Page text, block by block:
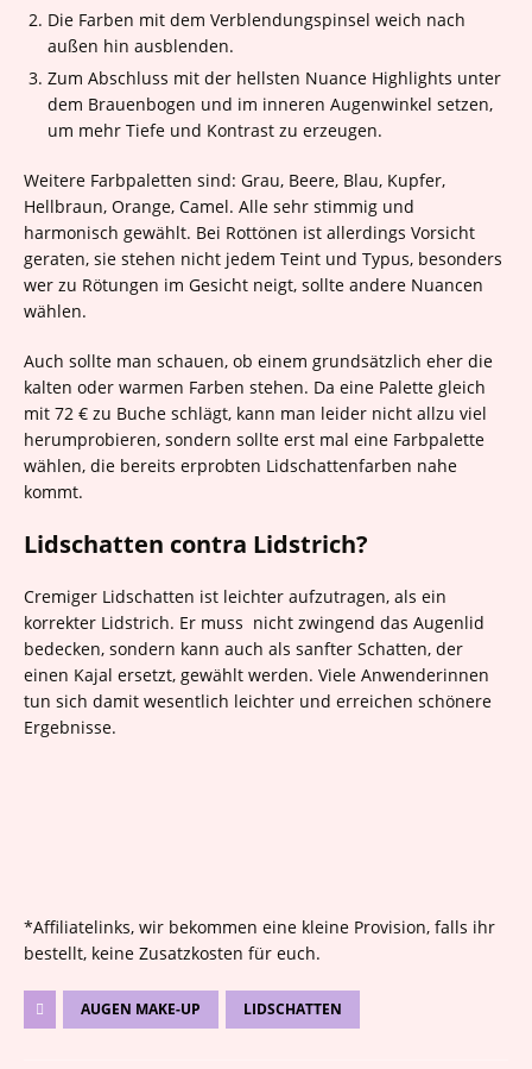
Die Farben mit dem Verblendungspinsel weich nach
außen hin ausblenden.
Zum Abschluss mit der hellsten Nuance Highlights unter
dem Brauenbogen und im inneren Augenwinkel setzen,
um mehr Tiefe und Kontrast zu erzeugen.
Weitere Farbpaletten sind: Grau, Beere, Blau, Kupfer,
Hellbraun, Orange, Camel. Alle sehr stimmig und
harmonisch gewählt. Bei Rottönen ist allerdings Vorsicht
geraten, sie stehen nicht jedem Teint und Typus, besonders
wer zu Rötungen im Gesicht neigt, sollte andere Nuancen
wählen.
Auch sollte man schauen, ob einem grundsätzlich eher die
kalten oder warmen Farben stehen. Da eine Palette gleich
mit 72 € zu Buche schlägt, kann man leider nicht allzu viel
herumprobieren, sondern sollte erst mal eine Farbpalette
wählen, die bereits erprobten Lidschattenfarben nahe
kommt.
Lidschatten contra Lidstrich?
Cremiger Lidschatten ist leichter aufzutragen, als ein
korrekter Lidstrich. Er muss nicht zwingend das Augenlid
bedecken, sondern kann auch als sanfter Schatten, der
einen Kajal ersetzt, gewählt werden. Viele Anwenderinnen
tun sich damit wesentlich leichter und erreichen schönere
Ergebnisse.
*Affiliatelinks, wir bekommen eine kleine Provision, falls ihr
bestellt, keine Zusatzkosten für euch.
AUGEN MAKE-UP LIDSCHATTEN